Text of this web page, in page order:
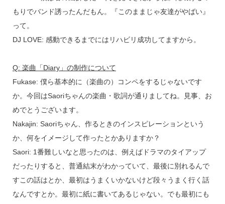
もりでバンド誘ったんだもん。『このままじゃ友達がやばい』
って。
DJ LOVE: 感動できるまでにはリハビリ成功してますから。
Q: 楽曲「Diary」の制作について
Fukase: 僕ら基本的に（楽曲の）コンペをするじゃないです
か。今回はSaoriちゃんの楽曲・歌詞が通りましてね。見事、お
めでとうございます。
Nakajin: Saoriちゃん、作るときのインスピレーションという
か、何をイメージして作ったとかありますか？
Saori: 1番難しいなと思ったのは、例えばドラマのタイアップ
だったりすると、普通結末がわかっていて、最後に別れるんで
すこの話はとか、最初はうまくいかないけど段々うまく行く話
なんですとか。最初に紙に書いてあるじゃない。でも最初にも